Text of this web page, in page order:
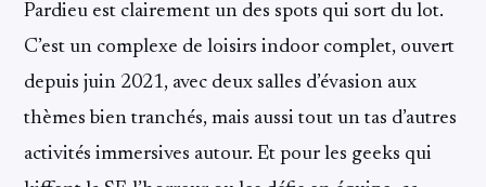
Pardieu est clairement un des spots qui sort du lot.
C’est un complexe de loisirs indoor complet, ouvert
depuis juin 2021, avec deux salles d’évasion aux
thèmes bien tranchés, mais aussi tout un tas d’autres
activités immersives autour. Et pour les geeks qui